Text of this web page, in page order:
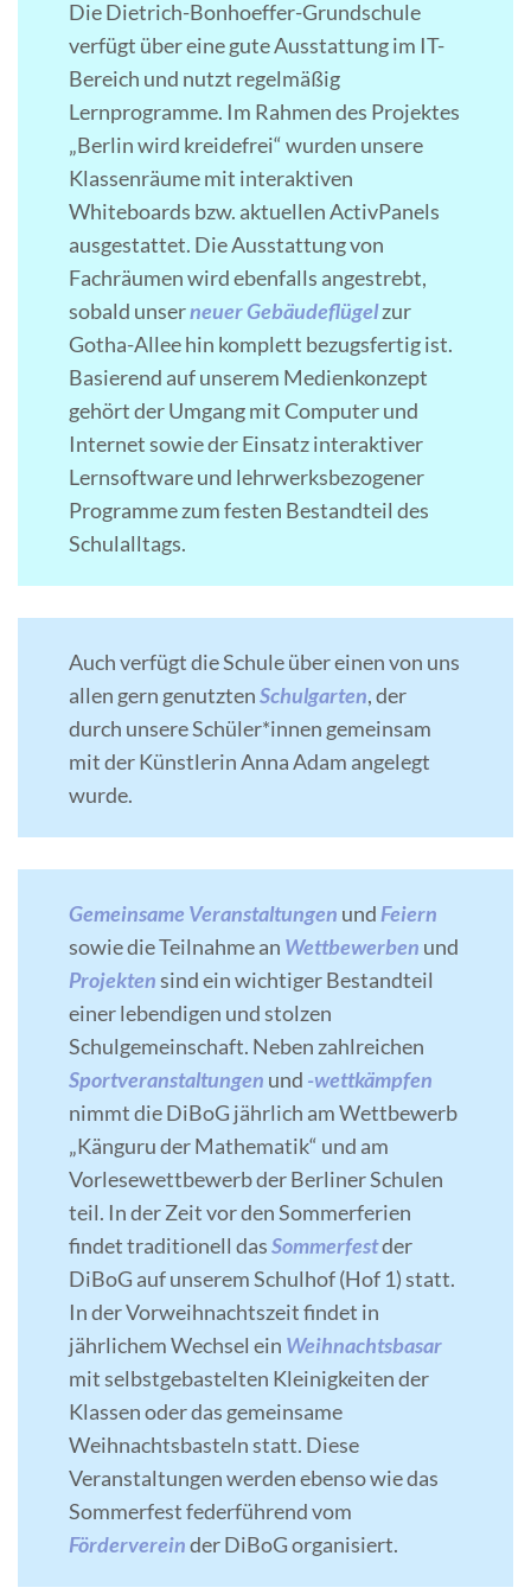
Die Dietrich-Bonhoeffer-Grundschule
verfügt über eine gute Ausstattung im IT-
Bereich und nutzt regelmäßig
Lernprogramme. Im Rahmen des Projektes
„Berlin wird kreidefrei“ wurden unsere
Klassenräume mit interaktiven
Whiteboards bzw. aktuellen ActivPanels
ausgestattet. Die Ausstattung von
Fachräumen wird ebenfalls angestrebt,
sobald unserneuer Gebäudeflügelzur
Gotha-Allee hin komplett bezugsfertig ist.
Basierend auf unserem Medienkonzept
gehört der Umgang mit Computer und
Internet sowie der Einsatz interaktiver
Lernsoftware und lehrwerksbezogener
Programme zum festen Bestandteil des
Schulalltags.
Auch verfügt die Schule über einen von uns
allen gern genutztenSchulgarten, der
durch unsere Schüler*innen gemeinsam
mit der Künstlerin Anna Adam angelegt
wurde.
Gemeinsame Veranstaltungen und Feiern
sowie die Teilnahme an Wettbewerben und
Projektensind ein wichtiger Bestandteil
einer lebendigen und stolzen
Schulgemeinschaft. Neben zahlreichen
Sportveranstaltungen und -wettkämpfen
nimmt die DiBoG jährlich am Wettbewerb
„Känguru der Mathematik“ und am
Vorlesewettbewerb der Berliner Schulen
teil. In der Zeit vor den Sommerferien
findet traditionell dasSommerfestder
DiBoG auf unserem Schulhof (Hof 1) statt.
In der Vorweihnachtszeit findet in
jährlichem Wechsel ein Weihnachtsbasar
mit selbstgebastelten Kleinigkeiten der
Klassen oder das gemeinsame
Weihnachtsbasteln statt. Diese
Veranstaltungen werden ebenso wie das
Sommerfest federführend vom
Fördervereinder DiBoG organisiert.